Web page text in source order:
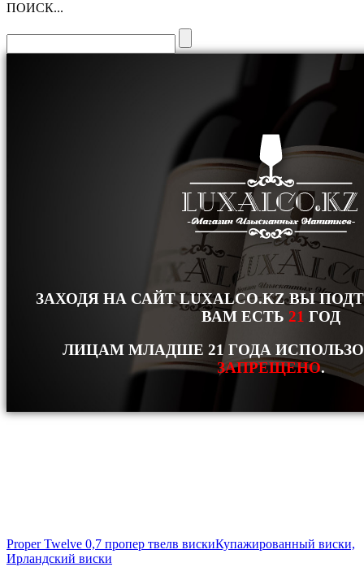
ПОИСК...
ЗАХОДЯ НА САЙТ LUXALCO.KZ ВЫ
ВАМ ЕСТЬ 21 ГОД
ЛИЦАМ МЛАДШЕ 21 ГОДА
ЗАПРЕЩЕНО.
Proper Twelve 0,7 пропер твелв вискиКупажированный виски,
Ирландский виски